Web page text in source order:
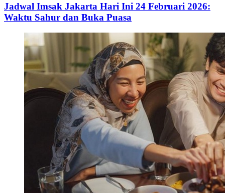
Jadwal Imsak Jakarta Hari Ini 24 Februari 2026:
Waktu Sahur dan Buka Puasa